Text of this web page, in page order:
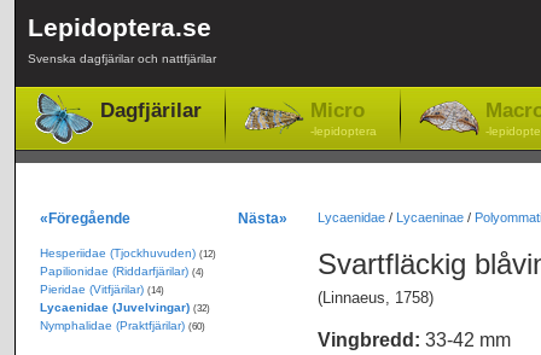
Lepidoptera.se
Svenska dagfjärilar och nattfjärilar
Dagfjärilar Micro
-lepidoptera -
Lycaenidae/ Lycaeninae/
Svartfläckig
(Linnaeus, 1758)
Vingbredd: 33-42 mm
«Föregående Nästa»
Hesperiidae (Tjockhuvuden) (12)
Papilionidae (Riddarfjärilar) (4)
Pieridae (Vitfjärilar) (14)
Lycaenidae (Juvelvingar) (32)
Nymphalidae (Praktfjärilar) (60)